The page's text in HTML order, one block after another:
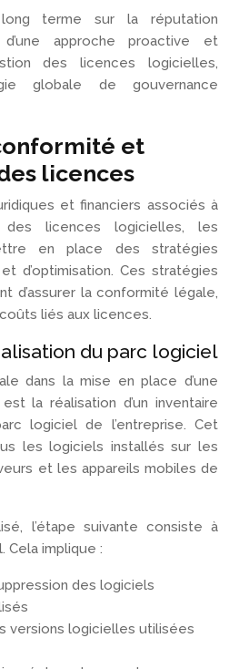
terme sur la réputation
d’une approche proactive et
des licences logicielles,
globale de gouvernance
et
licences
et financiers associés à
des licences logicielles, les
en place des stratégies
d’optimisation. Ces stratégies
d’assurer la conformité légale,
liés aux licences.
du parc logiciel
dans la mise en place d’une
la réalisation d’un inventaire
logiciel de l’entreprise. Cet
les logiciels installés sur les
et les appareils mobiles de
l’étape suivante consiste à
Cela implique :
des logiciels
versions logicielles utilisées